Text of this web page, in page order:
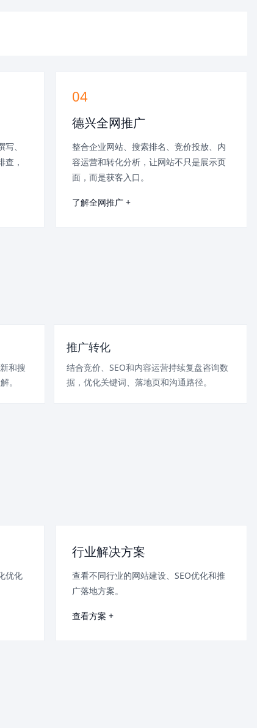
、
查，
04
德兴全网推广
整合企业网站、搜索排名、竞价投放、内
容运营和转化分析，让网站不只是展示页
面，而是获客入口。
了解全网推广 +
和搜
。
推广转化
结合竞价、SEO和内容运营持续复盘咨询数
据，优化关键词、落地页和沟通路径。
优化
行业解决方案
查看不同行业的网站建设、SEO优化和推
广落地方案。
查看方案 +